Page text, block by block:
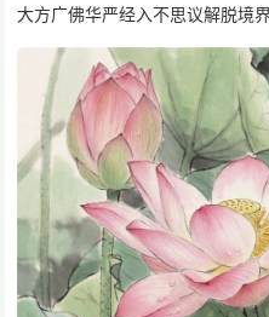
大方广佛华严经入不思议解脱